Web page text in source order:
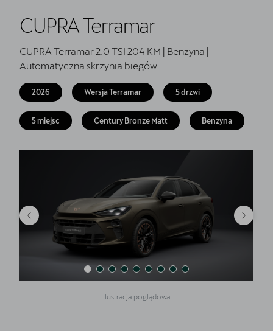
Jazda próbna CUPRĄ
CUPRA For Business
Akcesoria CUPRA
Finansowanie
5 lat gwarancji
Oryginalne części zamienne
Kontakt
CUPRA Terramar
CUPRA Terramar 2.0 TSI 204 KM | Benzyna |
Automatyczna skrzynia biegów
2026 Wersja Terramar 5 drzwi
5 miejsc Century Bronze Matt Benzyna
Ilustracja poglądowa